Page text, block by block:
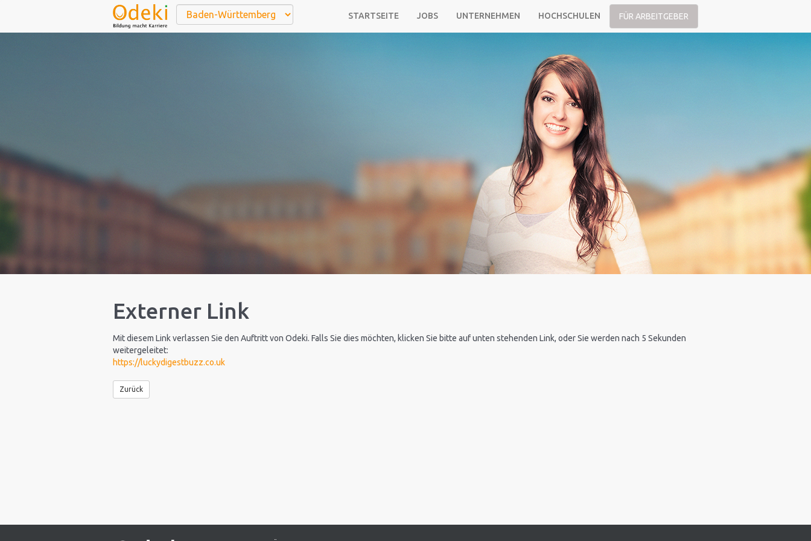
STARTSEITE JOBS UNTERNEHMEN HOCHSCHULEN FÜR ARBEITGEBER
Externer Link
Mit diesem Link verlassen Sie den Auftritt von Odeki. Falls Sie dies möchten, klicken Sie bitte auf unten stehenden Link, oder Sie werden nach 5 Sekunden
weitergeleitet:
https://luckydigestbuzz.co.uk
Zurück